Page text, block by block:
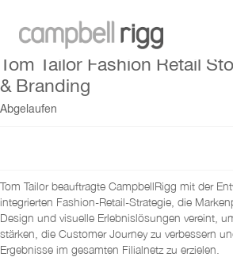
Tom Tailor Fashion Retail
& Branding
Abgelaufen
Tom Tailor beauftragte CampbellRigg mit der
integrierten Fashion-Retail-Strategie, die
Design und visuelle Erlebnislösungen vereint,
stärken, die Customer Journey zu verbessern
Ergebnisse im gesamten Filialnetz zu erzielen.